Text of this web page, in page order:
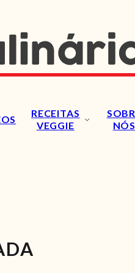
RECEITAS
VEGGIE
NÓS